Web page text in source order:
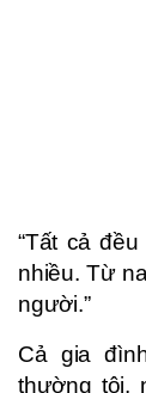
“Tất cả
nhiều. Từ
người.”
Cả gia
thường tôi,